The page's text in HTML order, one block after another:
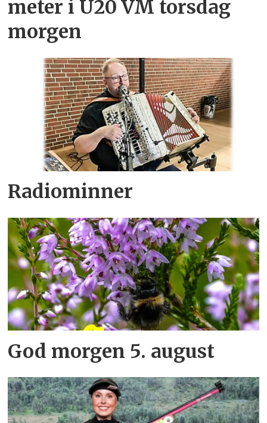
meter i U20 VM torsdag
morgen
Radiominner
God morgen 5. august